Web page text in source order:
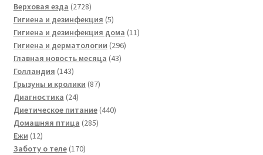
Верховая езда 27282728
товаров
Гигиена и дезинфекция 55
товаров
Гигиена и дезинфекция дома 1111
Гигиена и дерматологии 296296
Главная новость месяца 4343
Голландия 143143
товара
Грызуны и кролики 8787
Диагностика 2424
товара
Диетическое питание 440440
Домашняя птица 285285
Ежи 1212
товаров
Заботу о теле 170170